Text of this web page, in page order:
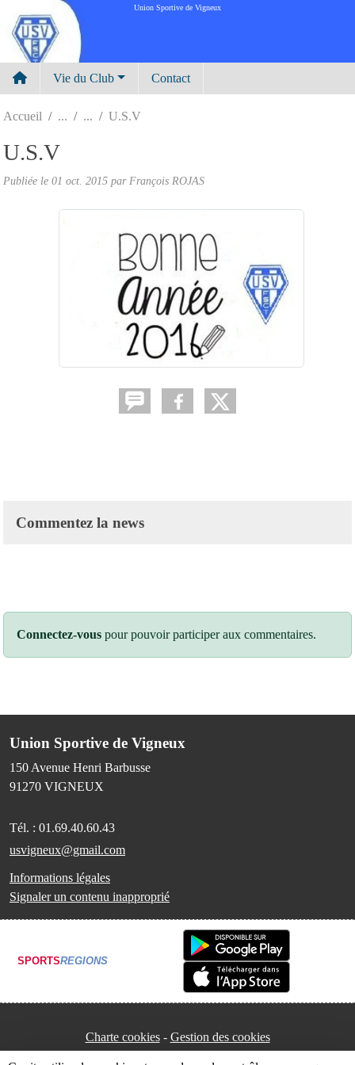
Union Sportive de Vigneux
Vie du Club Contact
Accueil U.S.V
U.S.V
Publiée le 01 oct. 2015 par François ROJAS
Commentez la news
Connectez-vous pour pouvoir participer aux commentaires.
Union Sportive de Vigneux
150 Avenue Henri Barbusse
91270 VIGNEUX
Tél. : 01.69.40.60.43
usvigneux@gmail.com
Informations légales
Signaler un contenu inapproprié
SPORTSREGIONS
Charte cookies Gestion des cookies
Panneau de gestion des cookies